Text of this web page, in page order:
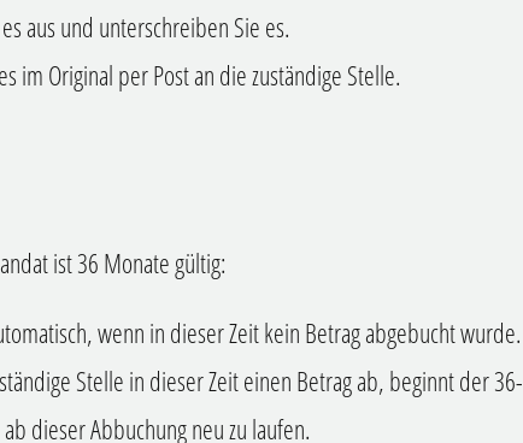
aus und unterschreiben Sie es.
im Original per Post an die zuständige Stelle.
ist 36 Monate gültig:
wenn in dieser Zeit kein Betrag abgebucht wurde.
Stelle in dieser Zeit einen Betrag ab, beginnt der 36-
dieser Abbuchung neu zu laufen.